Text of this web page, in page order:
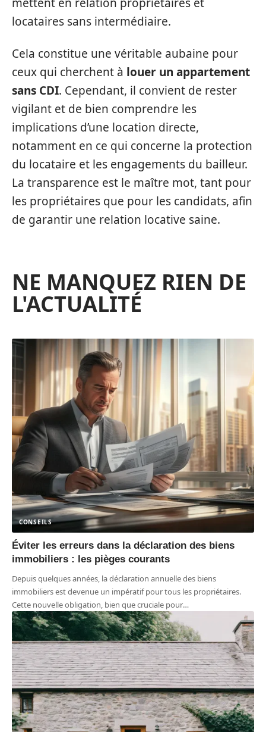
locataires sans intermédiaire.
Cela constitue une véritable aubaine pour
ceux qui cherchent à louer un appartement
sans CDI. Cependant, il convient de rester
vigilant et de bien comprendre les
implications d’une location directe,
notamment en ce qui concerne la protection
du locataire et les engagements du bailleur.
La transparence est le maître mot, tant pour
les propriétaires que pour les candidats, afin
de garantir une relation locative saine.
NE MANQUEZ RIEN DE
L'ACTUALITÉ
CONSEILS
Éviter les erreurs dans la déclaration des biens
immobiliers : les pièges courants
Depuis quelques années, la déclaration annuelle des biens
immobiliers est devenue un impératif pour tous les propriétaires.
Cette nouvelle obligation, bien que cruciale pour…